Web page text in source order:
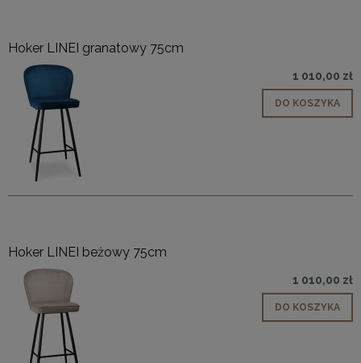
Hoker LINEI granatowy 75cm
1 010,00 zł
DO KOSZYKA
Hoker LINEI beżowy 75cm
1 010,00 zł
DO KOSZYKA